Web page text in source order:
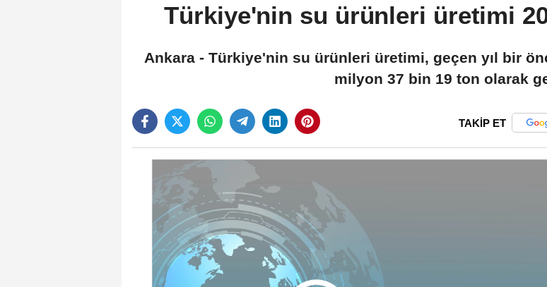
Türkiye'nin su ürünleri üretimi
Ankara - Türkiye'nin su ürünleri üretimi, geçen yıl bir
milyon 37 bin 19 ton olarak
TAKİP ET